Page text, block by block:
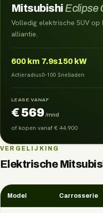
Mitsubishi Eclipse
Volledig elektrische SUV
alliantie.
600 km
Actieradius
7.9s
0–100
150 kW
Snelladen
LEASE VANAF
€ 569 /mnd
of kopen vanaf€ 44.900
VERGELIJKING
Elektrische
Model Carrosserie